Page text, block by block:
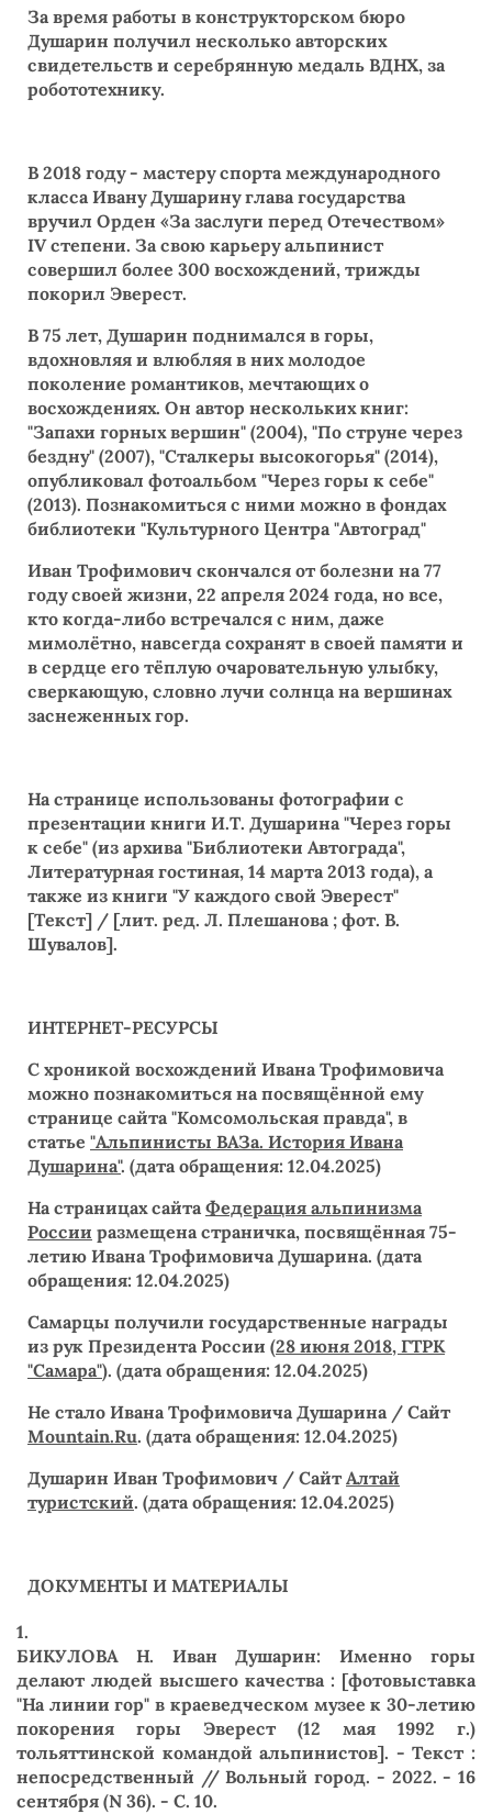
За время работы в конструкторском бюро
Душарин получил несколько авторских
свидетельств и серебрянную медаль ВДНХ, за
робототехнику.
В 2018 году - мастеру спорта международного
класса Ивану Душарину глава государства
вручил Орден «За заслуги перед Отечеством»
IV степени. За свою карьеру альпинист
совершил более 300 восхождений, трижды
покорил Эверест.
В 75 лет, Душарин поднимался в горы,
вдохновляя и влюбляя в них молодое
поколение романтиков, мечтающих о
восхождениях. Он автор нескольких книг:
"Запахи горных вершин" (2004), "По струне через
бездну" (2007), "Сталкеры высокогорья" (2014),
опубликовал фотоальбом "Через горы к себе"
(2013). Познакомиться с ними можно в фондах
библиотеки "Культурного Центра "Автоград"
Иван Трофимович скончался от болезни на 77
году своей жизни, 22 апреля 2024 года, но все,
кто когда-либо встречался с ним, даже
мимолётно, навсегда сохранят в своей памяти и
в сердце его тёплую очаровательную улыбку,
сверкающую, словно лучи солнца на вершинах
заснеженных гор.
На странице использованы фотографии с
презентации книги И.Т. Душарина "Через горы
к себе" (из архива "Библиотеки Автограда",
Литературная гостиная, 14 марта 2013 года), а
также из книги "У каждого свой Эверест"
[Текст] / [лит. ред. Л. Плешанова ; фот. В.
Шувалов].
ИНТЕРНЕТ-РЕСУРСЫ
С хроникой восхождений Ивана Трофимовича
можно познакомиться на посвящённой ему
странице сайта "Комсомольская правда", в
статье "Альпинисты ВАЗа. История Ивана
Душарина". (дата обращения: 12.04.2025)
На страницах сайта Федерация альпинизма
России размещена страничка, посвящённая 75-
летию Ивана Трофимовича Душарина. (дата
обращения: 12.04.2025)
Самарцы получили государственные награды
из рук Президента России (28 июня 2018, ГТРК
"Самара"). (дата обращения: 12.04.2025)
Не стало Ивана Трофимовича Душарина / Сайт
Mountain.Ru. (дата обращения: 12.04.2025)
Душарин Иван Трофимович / Сайт Алтай
туристский. (дата обращения: 12.04.2025)
ДОКУМЕНТЫ И МАТЕРИАЛЫ
1.
БИКУЛОВА Н. Иван Душарин: Именно горы
делают людей высшего качества : [фотовыставка
"На линии гор" в краеведческом музее к 30-летию
покорения горы Эверест (12 мая 1992 г.)
тольяттинской командой альпинистов]. - Текст :
непосредственный // Вольный город. - 2022. - 16
сентября (N 36). - С. 10.